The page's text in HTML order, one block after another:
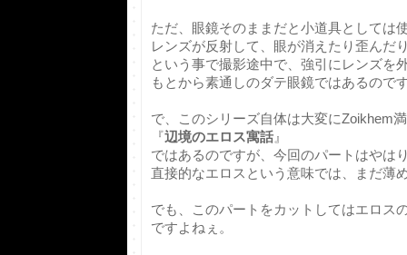
ただ、眼鏡そのままだと小道具としては
レンズが反射して、眼が消えたり歪んだ
という事で撮影途中で、強引にレンズを
もとから素通しのダテ眼鏡ではあるので
で、このシリーズ自体は大変にZoikhem
『辺境のエロス寓話 』
ではあるのですが、今回のパートはやは
直接的なエロスという意味では、まだ薄
でも、このパートをカットしてはエロス
ですよねぇ。